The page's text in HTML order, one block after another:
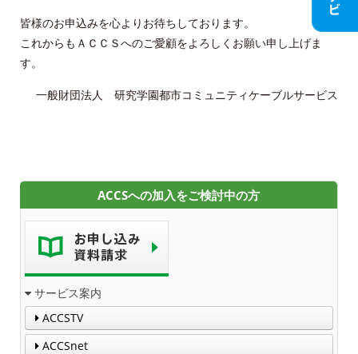
皆様のお申込みを心よりお待ちしております。
これからもＡＣＣＳへのご愛顧をよろしくお願い申し上げま
す。
一般財団法人 研究学園都市コミュニティケーブルサービス
ACCSへの加入をご検討中の方
サービス案内
ACCSTV
ACCSnet